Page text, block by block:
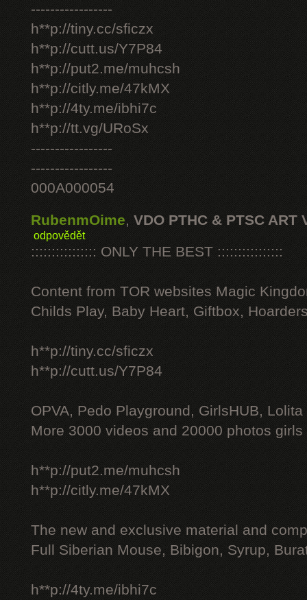
-----------------
h**p://tiny.cc/sficzx
h**p://cutt.us/Y7P84
h**p://put2.me/muhcsh
h**p://citly.me/47kMX
h**p://4ty.me/ibhi7c
h**p://tt.vg/URoSx
-----------------
-----------------
000A000054
RubenmOime, VDO PTHC & PTSC ART
odpovědět
:::::::::::::::: ONLY THE BEST ::::::::::::::::
Content from TOR websites Magic
Childs Play, Baby Heart, Giftbox,
h**p://tiny.cc/sficzx
h**p://cutt.us/Y7P84
OPVA, Pedo Playground, GirlsHUB, Lolita
More 3000 videos and 20000 photos
h**p://put2.me/muhcsh
h**p://citly.me/47kMX
The new and exclusive material and
Full Siberian Mouse, Bibigon, Syrup,
h**p://4ty.me/ibhi7c